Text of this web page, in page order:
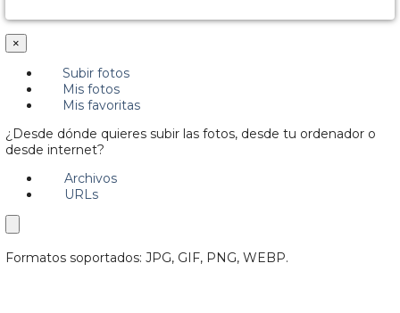
×
Subir fotos
Mis fotos
Mis favoritas
¿Desde dónde quieres subir las fotos, desde tu ordenador o
desde internet?
Archivos
URLs
Formatos soportados: JPG, GIF, PNG, WEBP.